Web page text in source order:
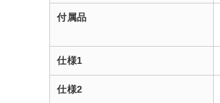
付属品
仕様1
仕様2